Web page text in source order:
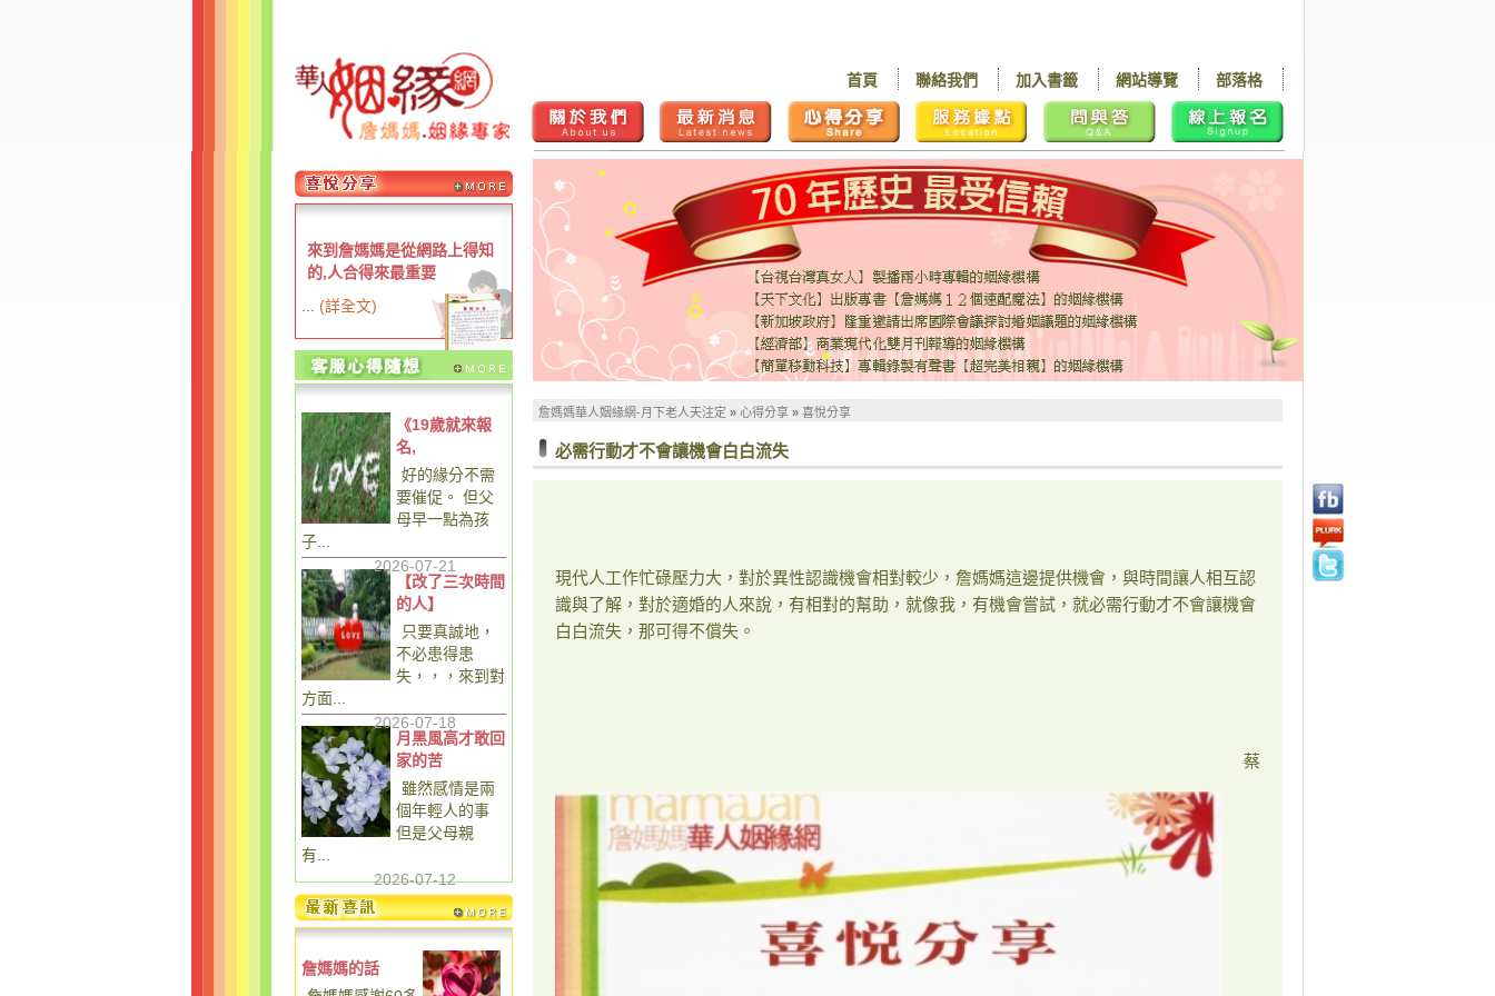
部落格
網站導覽
加入書籤
聯絡我們
首頁
來到詹媽媽是從網路上得知
的,人合得來最重要
(詳全文)
《19歲就來報
名,
好的緣分不需
要催促。 但父
母早一點為孩
子...
2026-07-21
【改了三次時間
的人】
只要真誠地，
不必患得患
失，，，來到對
方面...
2026-07-18
月黑風高才敢回
家的苦
雖然感情是兩
個年輕人的事
但是父母親
有...
2026-07-12
詹媽媽的話
詹媽媽華人姻緣網-月下老人天注定 » 心得分享 » 喜悅分享
必需行動才不會讓機會白白流失
現代人工作忙碌壓力大，對於異性認識機會相對較少，詹媽媽這邊提供機會，與時間讓人相互認
識與了解，對於適婚的人來說，有相對的幫助，就像我，有機會嘗試，就必需行動才不會讓機會
白白流失，那可得不償失。
蔡